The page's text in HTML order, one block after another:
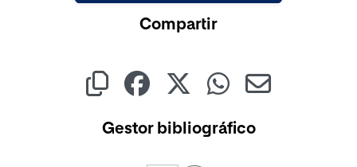
Compartir
Gestor bibliográfico